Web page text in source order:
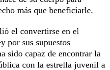
más que beneficiarle.
el convertirse en el
por sus supuestos
sido capaz de encontrar la
con la estrella juvenil a